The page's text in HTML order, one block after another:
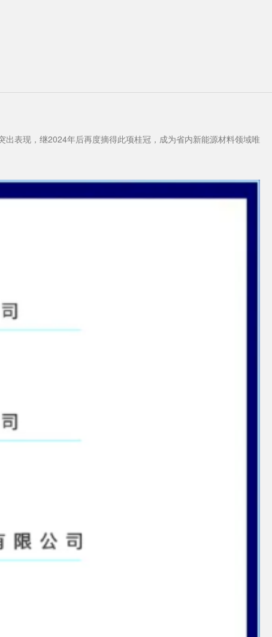
表现，继2024年后再度摘得此项桂冠，成为省内新能源材料领域唯